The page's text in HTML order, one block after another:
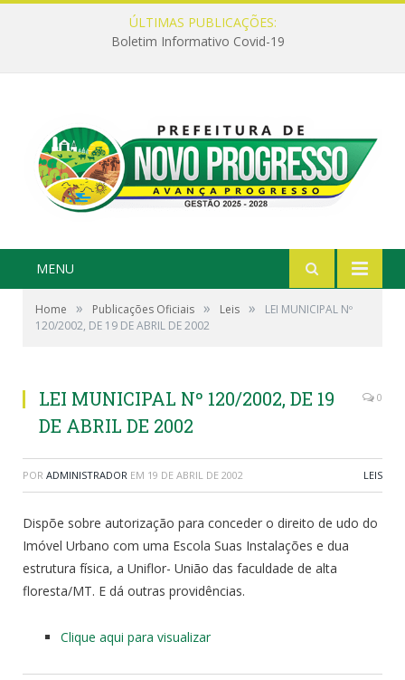
ÚLTIMAS PUBLICAÇÕES:
Boletim Informativo Covid-19
MENU
Home » Publicações Oficiais » Leis »
LEI MUNICIPAL Nº
120/2002, DE 19 DE ABRIL DE 2002
LEI MUNICIPAL Nº 120/2002, DE 19
DE ABRIL DE 2002
0
POR ADMINISTRADOR EM 19 DE ABRIL DE 2002 LEIS
Dispõe sobre autorização para conceder o direito de udo do
Imóvel Urbano com uma Escola Suas Instalações e dua
estrutura física, a Uniflor- União das faculdade de alta
floresta/MT. E dá outras providências.
Clique aqui para visualizar